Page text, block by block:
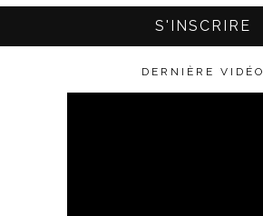
DERNIÈRE VIDÉO